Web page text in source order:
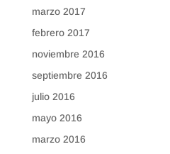
marzo 2017
febrero 2017
noviembre 2016
septiembre 2016
julio 2016
mayo 2016
marzo 2016